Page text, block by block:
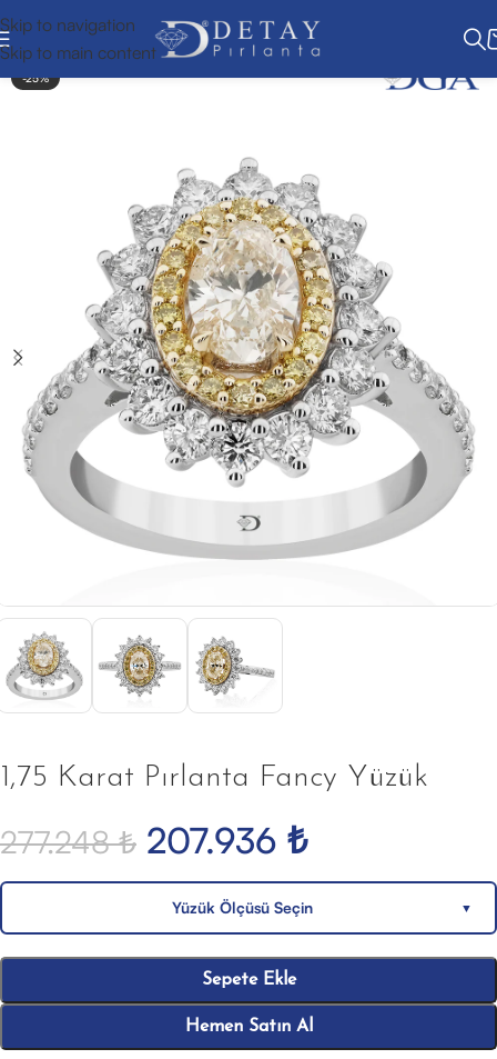
Skip to navigation
Skip to main content
-25%
1,75 Karat Pırlanta Fancy Yüzük
277.248₺ 207.936 ₺
Yüzük Ölçüsü Seçin ▼
Sepete Ekle
Hemen Satın Al